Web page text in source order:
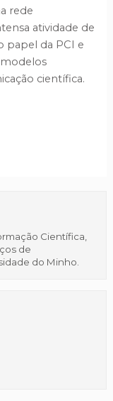
rede
atividade de
papel da PCI e
científica.
Científica,
de
do Minho.